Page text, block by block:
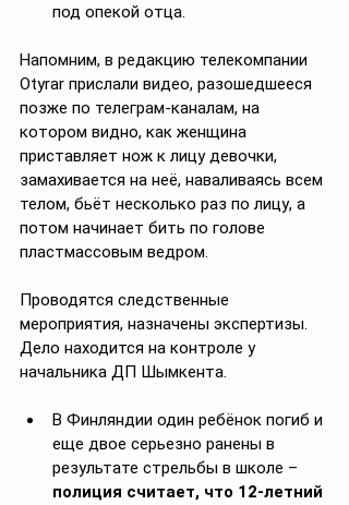
под опекой отца.
Напомним, в редакцию телекомпании
Otyrar прислали видео, разошедшееся
позже по телеграм-каналам, на
котором видно, как женщина
приставляет нож к лицу девочки,
замахивается на неё, наваливаясь всем
телом, бьёт несколько раз по лицу, а
потом начинает бить по голове
пластмассовым ведром.
Проводятся следственные
мероприятия, назначены экспертизы.
Дело находится на контроле у
начальника ДП Шымкента.
В Финляндии один ребёнок погиб и
еще двое серьезно ранены в
результате стрельбы в школе –
полиция считает, что 12-летний